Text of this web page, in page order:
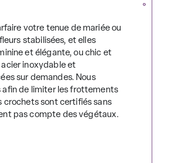
votre tenue de mariée ou
stabilisées, et elles
et élégante, ou chic et
acier inoxydable et
sur demandes. Nous
afin de limiter les frottements
crochets sont certifiés sans
pas compte des végétaux.